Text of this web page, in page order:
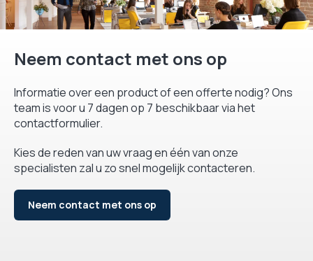
Neem contact met ons op
Informatie over een product of een offerte nodig? Ons
team is voor u 7 dagen op 7 beschikbaar via het
contactformulier.
Kies de reden van uw vraag en één van onze
specialisten zal u zo snel mogelijk contacteren.
Neem contact met ons op